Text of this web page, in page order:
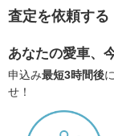
査定を依頼する
あなたの愛車、
申込み最短3時間後に
せ！